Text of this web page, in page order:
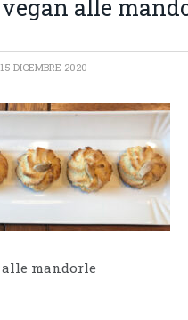
alle
15 DICEMBRE 2020
mandorle